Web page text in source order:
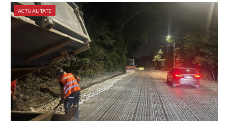
ACTUALITATE